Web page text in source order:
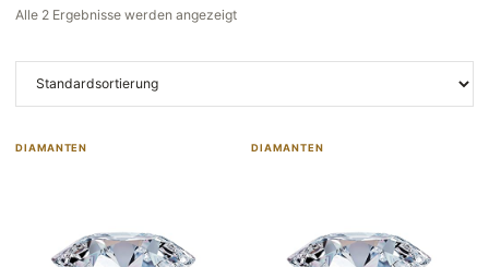
Alle 2 Ergebnisse werden angezeigt
DIAMANTEN DIAMANTEN